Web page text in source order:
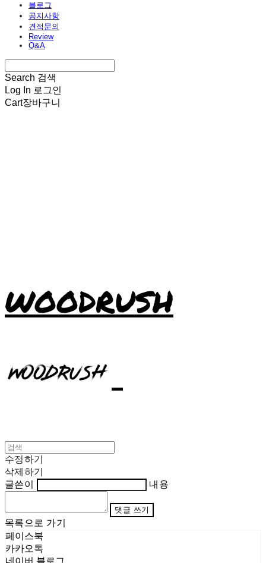
블로그
공지사항
견적문의
Review
Q&A
Search 검색
Log In 로그인
Cart장바구니
WOODRUSH
수정하기
삭제하기
글쓴이
내용
댓글 쓰기
목록으로 가기
페이스북
카카오톡
네이버 블로그